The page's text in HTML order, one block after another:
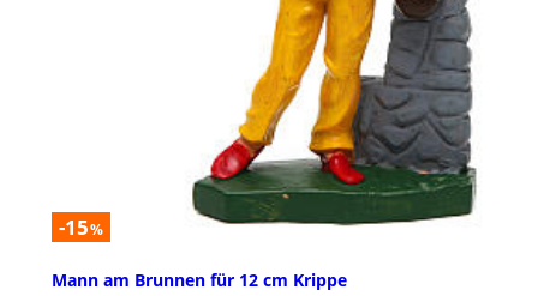
-15%
Mann am Brunnen für 12 cm Krippe